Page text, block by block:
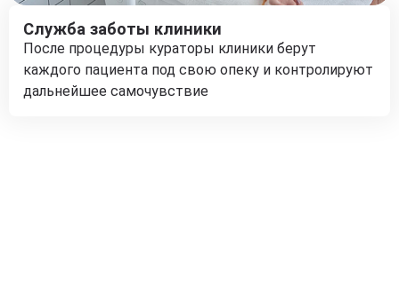
Служба заботы клиники
После процедуры кураторы клиники берут
каждого пациента под свою опеку и контролируют
дальнейшее самочувствие